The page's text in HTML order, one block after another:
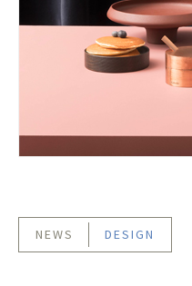
NEWS DESIGN